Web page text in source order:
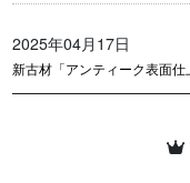
2025年04月17日
新古材「アンティーク表面